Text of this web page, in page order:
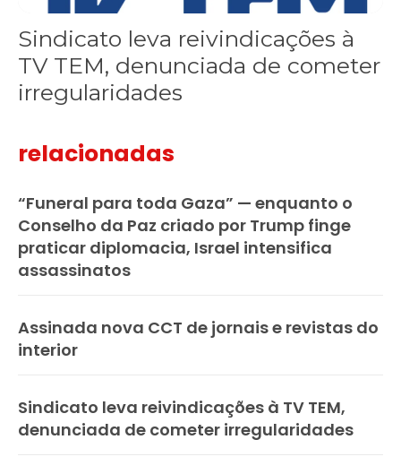
Sindicato leva reivindicações à
TV TEM, denunciada de cometer
irregularidades
relacionadas
“Funeral para toda Gaza” — enquanto o
Conselho da Paz criado por Trump finge
praticar diplomacia, Israel intensifica
assassinatos
Assinada nova CCT de jornais e revistas do
interior
Sindicato leva reivindicações à TV TEM,
denunciada de cometer irregularidades